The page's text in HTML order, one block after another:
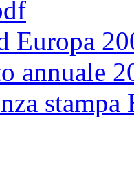
Europa
annuale